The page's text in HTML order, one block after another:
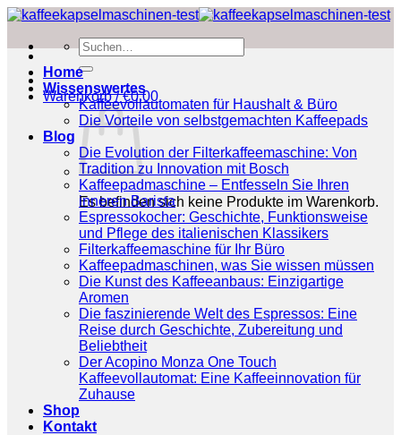
Zum
springen
Suchen
nach:
Warenkorb /€0.00
Es befinden sich keine Produkte im Warenkorb.
Home
Wissenswertes
Kaffeevollautomaten für Haushalt & Büro
Die Vorteile von selbstgemachten Kaffeepads
Blog
Die Evolution der Filterkaffeemaschine: Von
Tradition zu Innovation mit Bosch
Kaffeepadmaschine – Entfesseln Sie Ihren
inneren Barista
Espressokocher: Geschichte, Funktionsweise
und Pflege des italienischen Klassikers
Filterkaffeemaschine für Ihr Büro
Kaffeepadmaschinen, was Sie wissen müssen
Die Kunst des Kaffeeanbaus: Einzigartige
Aromen
Die faszinierende Welt des Espressos: Eine
Reise durch Geschichte, Zubereitung und
Beliebtheit
Der Acopino Monza One Touch
Kaffeevollautomat: Eine Kaffeeinnovation für
Zuhause
Shop
Kontakt